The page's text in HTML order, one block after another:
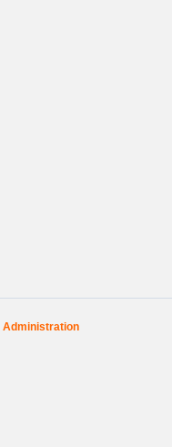
Administration